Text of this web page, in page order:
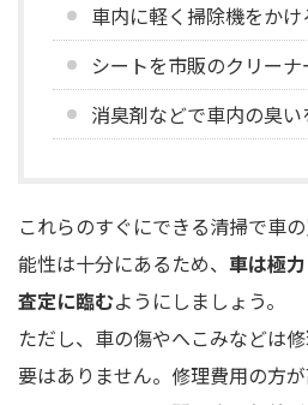
車内に軽く掃除機をかけ
シートを市販のクリー
消臭剤などで車内の臭い
これらのすぐにできる清掃で車
能性は十分にあるため、 車は極
査定に臨むようにしましょう。
ただし、車の傷やへこみなどは
要はありません。修理費用の方が